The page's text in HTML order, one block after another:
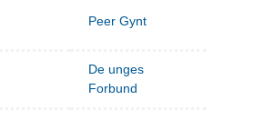
Peer Gynt
De unges
Forbund